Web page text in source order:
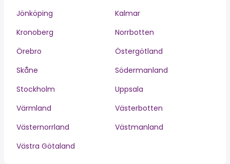
Jönköping
Kalmar
Kronoberg
Norrbotten
Örebro
Östergötland
Skåne
Södermanland
Stockholm
Uppsala
Värmland
Västerbotten
Västernorrland
Västmanland
Västra Götaland